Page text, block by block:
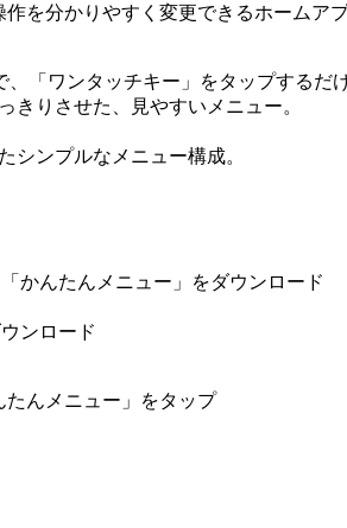
を分かりやすく変更できるホームアプ
「ワンタッチキー」をタップするだ
きりさせた、見やすいメニュー。
シンプルなメニュー構成。
かんたんメニュー」をダウンロード
ンロード
んメニュー」をタップ